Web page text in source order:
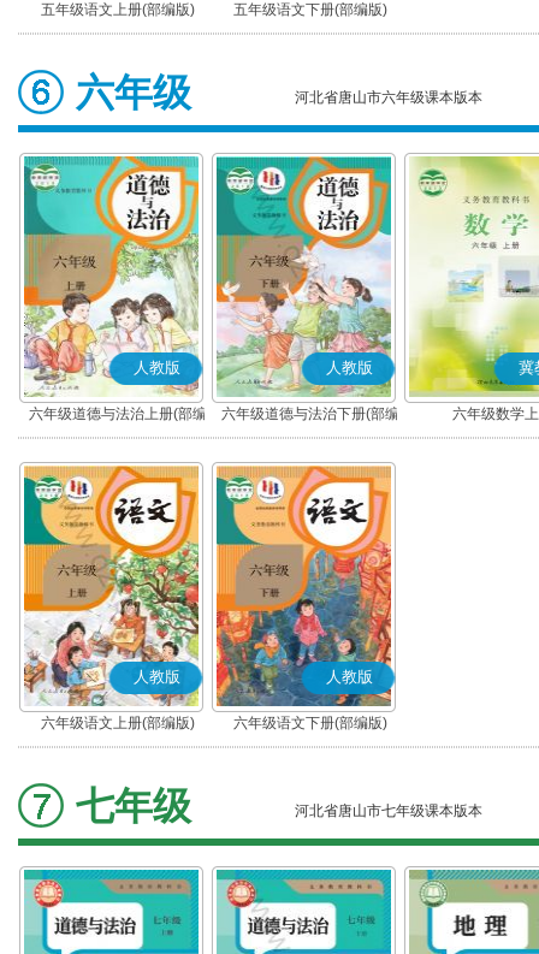
五年级语文上册(部编版) 五年级语文下册(部编版)
六年级 河北省唐山市六年级课本版本
人教版
六年级道德与法治上册(部编
版)
人教版
六年级道德与法治下册(部编
版)
冀
六年级数学
人教版
六年级语文上册(部编版)
人教版
六年级语文下册(部编版)
七年级 河北省唐山市七年级课本版本